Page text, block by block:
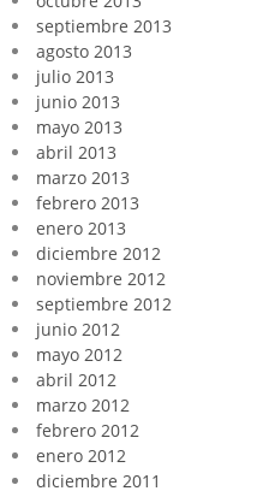
septiembre 2013
agosto 2013
julio 2013
junio 2013
mayo 2013
abril 2013
marzo 2013
febrero 2013
enero 2013
diciembre 2012
noviembre 2012
septiembre 2012
junio 2012
mayo 2012
abril 2012
marzo 2012
febrero 2012
enero 2012
diciembre 2011